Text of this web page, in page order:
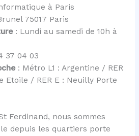
à Paris
75017 Paris
: Lundi au samedi de 10h à
37 04 03
: Métro L1 : Argentine / RER
Etoile / RER E : Neuilly Porte
Ferdinand, nous sommes
depuis les quartiers porte